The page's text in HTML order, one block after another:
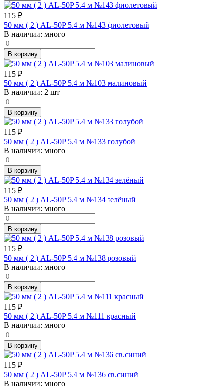
115 ₽
50 мм ( 2 ) AL-50P 5.4 м №143 фиолетовый
В наличии: много
В корзину
115 ₽
50 мм ( 2 ) AL-50P 5.4 м №103 малиновый
В наличии: 2 шт
В корзину
115 ₽
50 мм ( 2 ) AL-50P 5.4 м №133 голубой
В наличии: много
В корзину
115 ₽
50 мм ( 2 ) AL-50P 5.4 м №134 зелёный
В наличии: много
В корзину
115 ₽
50 мм ( 2 ) AL-50P 5.4 м №138 розовый
В наличии: много
В корзину
115 ₽
50 мм ( 2 ) AL-50P 5.4 м №111 красный
В наличии: много
В корзину
115 ₽
50 мм ( 2 ) AL-50P 5.4 м №136 св.синий
В наличии: много